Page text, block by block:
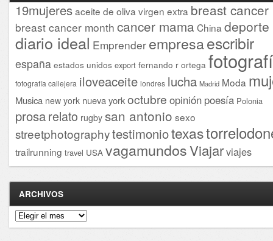
19mujeresaceite de oliva virgen extra breast cancer
breast cancer month cancer mama China deporte
diario ideal Emprender empresaescribir
españa estados unidos export fernando r ortega
fotografía callejera iloveaceite londres lucha Madrid Moda
Musica new york nueva yorkoctubre opinión poesía Polonia
prosarelato rugby san antonio sexo
streetphotographytestimoniotexas
trailrunning travel USA vagamundosViajarviajes
ARCHIVOS
Archivos